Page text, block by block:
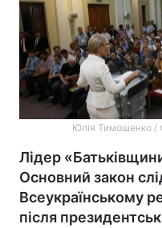
Юлія Тимошенко /
Лідер
Основний закон
Всеукраїнському
після